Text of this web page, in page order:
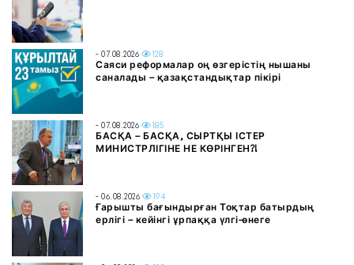
- 07.08.2026 128
Саяси реформалар оң өзгерістің нышаны
саналады – қазақстандықтар пікірі
- 07.08.2026 185
БАСҚА – БАСҚА, СЫРТҚЫ ІСТЕР
МИНИСТРЛІГІНЕ НЕ КӨРІНГЕН?!
- 06.08.2026 194
Ғарышты бағындырған Тоқтар батырдың
ерлігі – кейінгі ұрпаққа үлгі-өнеге